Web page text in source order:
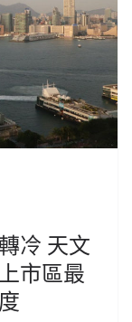
冷 天文
市區最